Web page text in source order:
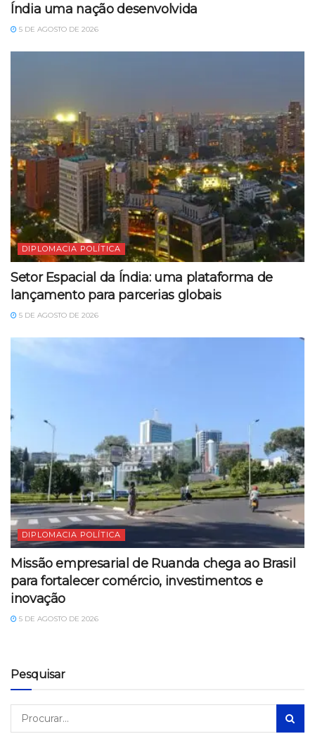
Índia uma nação desenvolvida
5 DE AGOSTO DE 2026
DIPLOMACIA POLÍTICA
Setor Espacial da Índia: uma plataforma de
lançamento para parcerias globais
5 DE AGOSTO DE 2026
DIPLOMACIA POLÍTICA
Missão empresarial de Ruanda chega ao Brasil
para fortalecer comércio, investimentos e
inovação
5 DE AGOSTO DE 2026
Pesquisar